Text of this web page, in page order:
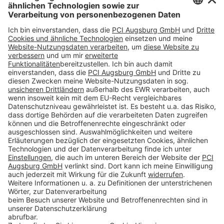
Folge uns auf:
Produkte
Toolbox
Über THOMSIT
Kontakt